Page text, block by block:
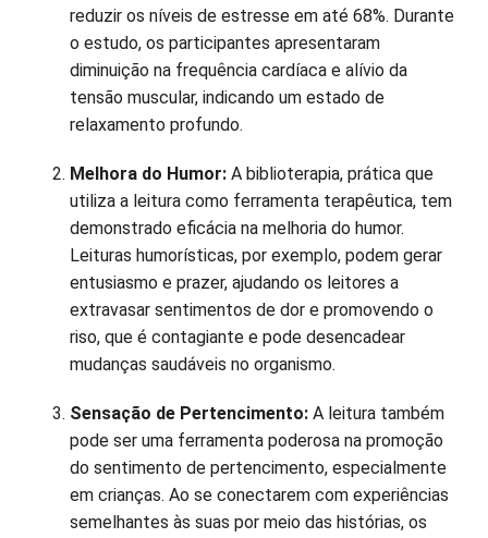
reduzir os níveis de estresse em até 68%. Durante
o estudo, os participantes apresentaram
diminuição na frequência cardíaca e alívio da
tensão muscular, indicando um estado de
relaxamento profundo.
Melhora do Humor: A biblioterapia, prática que
utiliza a leitura como ferramenta terapêutica, tem
demonstrado eficácia na melhoria do humor.
Leituras humorísticas, por exemplo, podem gerar
entusiasmo e prazer, ajudando os leitores a
extravasar sentimentos de dor e promovendo o
riso, que é contagiante e pode desencadear
mudanças saudáveis no organismo.
Sensação de Pertencimento: A leitura também
pode ser uma ferramenta poderosa na promoção
do sentimento de pertencimento, especialmente
em crianças. Ao se conectarem com experiências
semelhantes às suas por meio das histórias, os